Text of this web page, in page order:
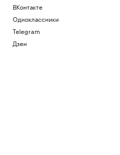
ВКонтакте
Одноклассники
Telegram
Дзен